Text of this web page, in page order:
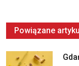
Powiązane